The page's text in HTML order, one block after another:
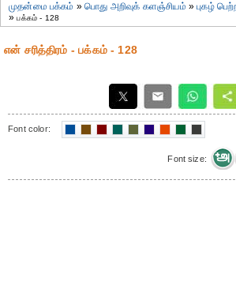
முதன்மை பக்கம் »பொது அறிவுக் களஞ்சியம் »புகழ்
»பக்கம் - 128
என் சரித்திரம் - பக்கம் - 128
Font color:
Font size: